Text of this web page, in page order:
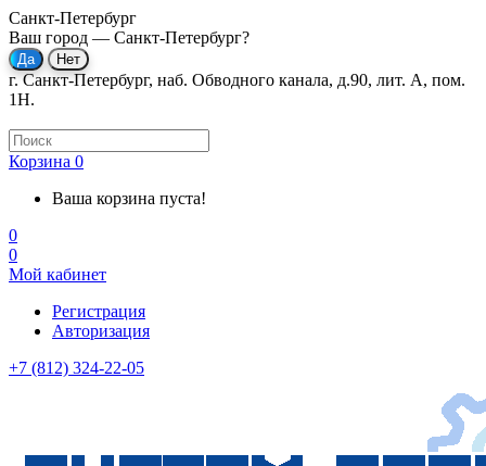
Санкт-Петербург
Ваш город — Санкт-Петербург?
г. Санкт-Петербург, наб. Обводного канала, д.90, лит. А, пом.
1Н.
Корзина 0
Ваша корзина пуста!
0
0
Мой кабинет
Регистрация
Авторизация
+7 (812) 324-22-05